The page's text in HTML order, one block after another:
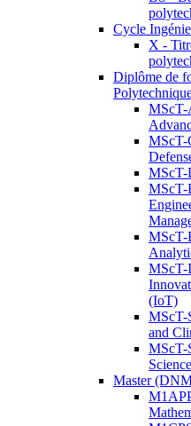
Cycle
X -
Diplôme de
MScT-
MScT-
MScT-
MScT-
MScT-
MScT-
(IoT)
MScT-
and
MScT-
Master